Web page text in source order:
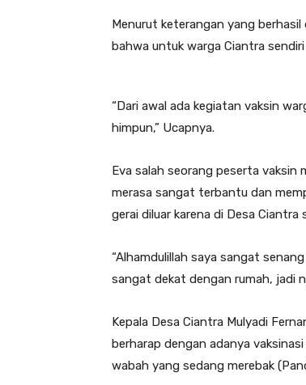
Menurut keterangan yang
bahwa untuk warga Ciantra
“Dari awal ada kegiatan vaksin
himpun,” Ucapnya.
Eva salah seorang peserta vaksin
merasa sangat terbantu dan
gerai diluar karena di Desa
“Alhamdulillah saya sangat
sangat dekat dengan rumah, jadi
Kepala Desa Ciantra Mulyadi
berharap dengan adanya
wabah yang sedang merebak